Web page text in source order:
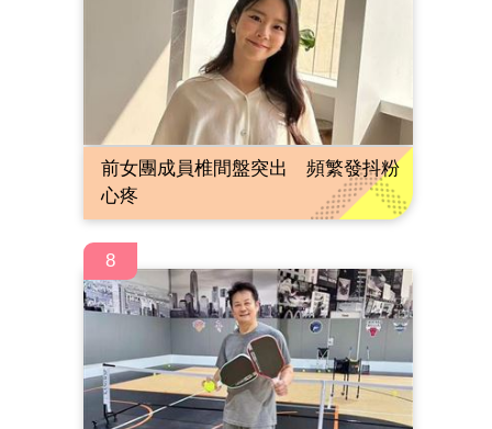
前女團成員椎間盤突出 頻繁發抖粉
心疼
8